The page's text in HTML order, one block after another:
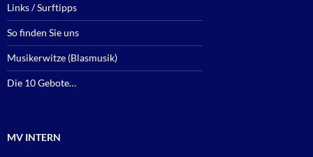
Links / Surftipps
So finden Sie uns
Musikerwitze (Blasmusik)
Die 10 Gebote…
MV INTERN